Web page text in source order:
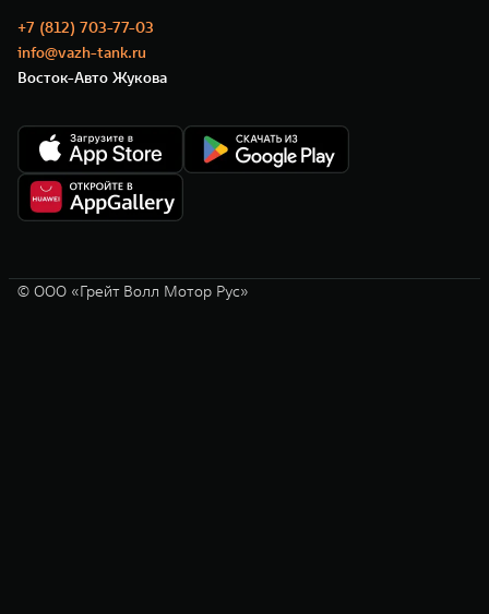
+7 (812) 703-77-03
info@vazh-tank.ru
Восток-Авто Жукова
© ООО «Грейт Волл Мотор Рус»